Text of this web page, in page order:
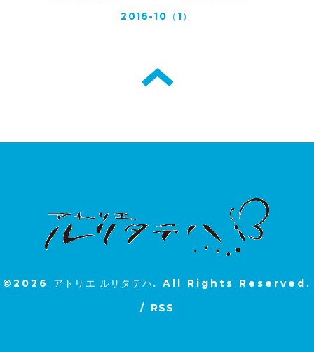
2016-10（1）
©2026 アトリエ ルリタテハ. All Rights Reserved.
/ RSS